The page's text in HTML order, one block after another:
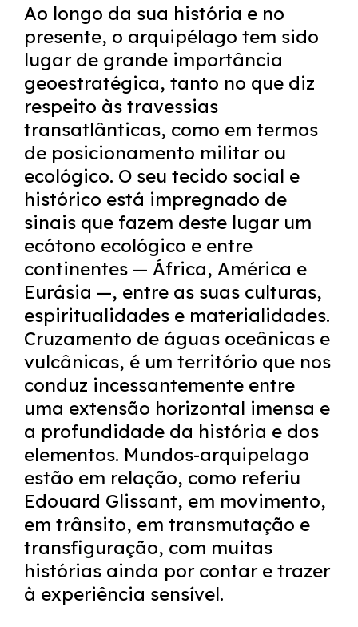
Ao longo da sua história e no
presente, o arquipélago tem sido
lugar de grande importância
geoestratégica, tanto no que diz
respeito às travessias
transatlânticas, como em termos
de posicionamento militar ou
ecológico. O seu tecido social e
histórico está impregnado de
sinais que fazem deste lugar um
ecótono ecológico e entre
continentes — África, América e
Eurásia —, entre as suas culturas,
espiritualidades e materialidades.
Cruzamento de águas oceânicas e
vulcânicas, é um território que nos
conduz incessantemente entre
uma extensão horizontal imensa e
a profundidade da história e dos
elementos. Mundos-arquipelago
estão em relação, como referiu
Edouard Glissant, em movimento,
em trânsito, em transmutação e
transfiguração, com muitas
histórias ainda por contar e trazer
à experiência sensível.